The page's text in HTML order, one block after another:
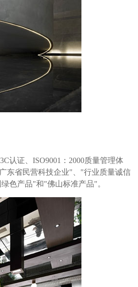
认证、ISO9001：2000质量管理体
东省民营科技企业"、"行业质量诚信
色产品"和"佛山标准产品"。